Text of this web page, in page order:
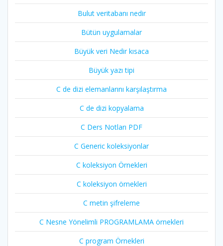
Bulut veritabanı nedir
Bütün uygulamalar
Büyük veri Nedir kısaca
Büyük yazı tipi
C de dizi elemanlarını karşılaştırma
C de dizi kopyalama
C Ders Notları PDF
C Generic koleksiyonlar
C koleksiyon Örnekleri
C koleksiyon örnekleri
C metin şifreleme
C Nesne Yönelimli PROGRAMLAMA örnekleri
C program Örnekleri